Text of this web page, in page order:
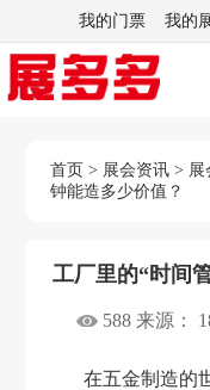
我的门票 我的
首页 > 展会资讯 > 展
钟能造多少价值？
工厂里的“时间
588 来源：
在五金制造的